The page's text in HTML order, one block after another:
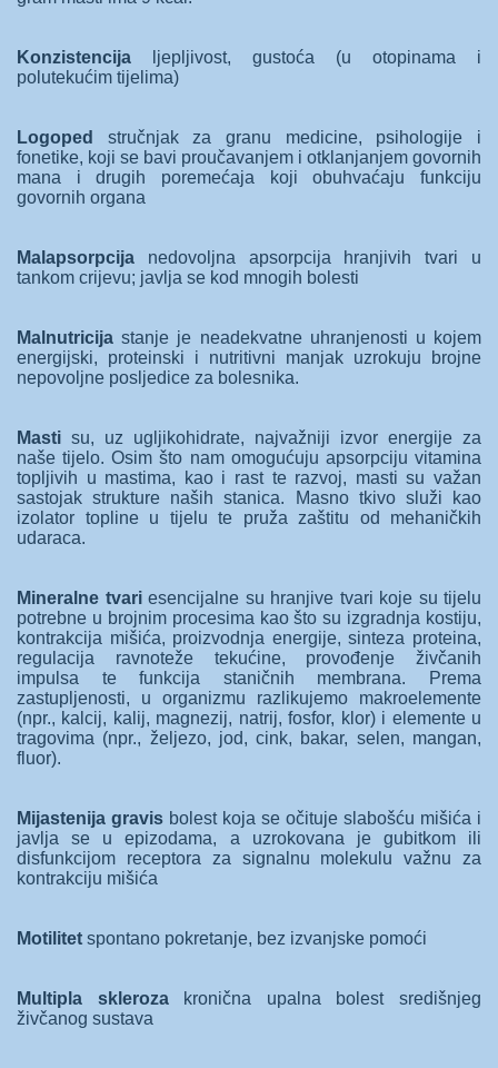
Konzistencija
ljepljivost, gustoća (u otopinama i
polutekućim tijelima)
Logoped stručnjak za granu medicine, psihologije i
fonetike, koji se bavi proučavanjem i otklanjanjem govornih
mana i drugih poremećaja koji obuhvaćaju funkciju
govornih organa
Malapsorpcija nedovoljna apsorpcija hranjivih tvari u
tankom crijevu; javlja se kod mnogih bolesti
Malnutricija stanje je neadekvatne uhranjenosti u kojem
energijski, proteinski i nutritivni manjak uzrokuju brojne
nepovoljne posljedice za bolesnika.
Masti su, uz ugljikohidrate, najvažniji izvor energije za
naše tijelo. Osim što nam omogućuju apsorpciju vitamina
topljivih u mastima, kao i rast te razvoj, masti su važan
sastojak strukture naših stanica. Masno tkivo služi kao
izolator topline u tijelu te pruža zaštitu od mehaničkih
udaraca.
Mineralne tvariesencijalne su hranjive tvari koje su tijelu
potrebne u brojnim procesima kao što su izgradnja kostiju,
kontrakcija mišića, proizvodnja energije, sinteza proteina,
regulacija ravnoteže tekućine, provođenje živčanih
impulsa te funkcija staničnih membrana. Prema
zastupljenosti, u organizmu razlikujemo makroelemente
(npr., kalcij, kalij, magnezij, natrij, fosfor, klor) i elemente u
tragovima (npr., željezo, jod, cink, bakar, selen, mangan,
fluor).
Mijastenija gravis bolest koja se očituje slabošću mišića i
javlja se u epizodama, a uzrokovana je gubitkom ili
disfunkcijom receptora za signalnu molekulu važnu za
kontrakciju mišića
Motilitet spontano pokretanje, bez izvanjske pomoći
Multipla skleroza
kronična upalna bolest središnjeg
živčanog sustava